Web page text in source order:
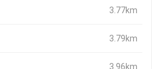
3.77km
3.79km
3.96km